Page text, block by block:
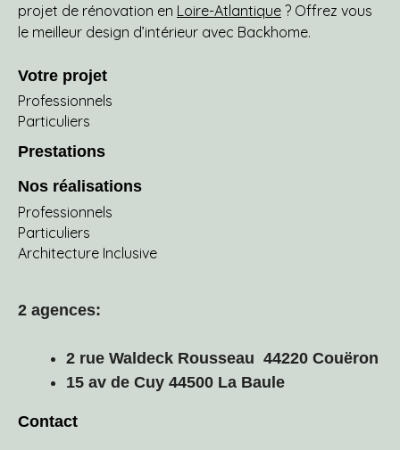
projet de rénovation en Loire-Atlantique ? Offrez vous
le meilleur design d’intérieur avec Backhome.
Votre projet
Professionnels
Particuliers
Prestations
Nos réalisations
Professionnels
Particuliers
Architecture Inclusive
2 agences:
2 rue Waldeck Rousseau 44220 Couëron
15 av de Cuy 44500 La Baule
Contact